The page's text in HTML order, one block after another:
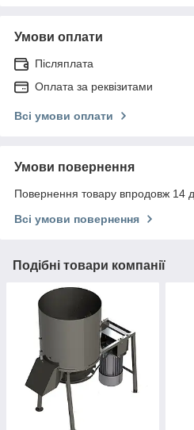
Умови оплати
Післяплата
Оплата за реквізитами
Всі умови оплати
Умови повернення
Повернення товару впродовж 14
Всі умови повернення
Подібні товари компанії